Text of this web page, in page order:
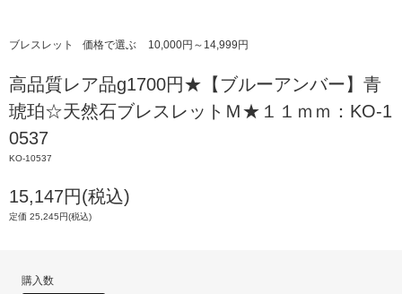
ブレスレット 価格で選ぶ 10,000円～14,999円
高品質レア品g1700円★【ブルーアンバー】青
琥珀☆天然石ブレスレットＭ★１１ｍｍ：KO-1
0537
KO-10537
15,147円(税込)
定価 25,245円(税込)
購入数